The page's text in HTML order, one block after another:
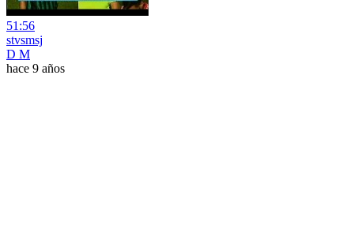
51:56
stvsmsj
D M
hace 9 años